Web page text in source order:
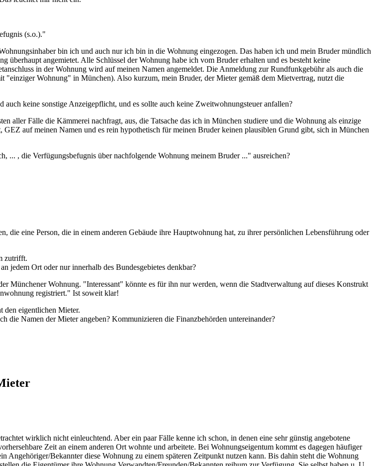
(s.o.)."
bin ich und auch nur ich bin in die Wohnung eingezogen. Das haben ich und mein Bruder mündlich
angemietet. Alle Schlüssel der Wohnung habe ich vom Bruder erhalten und es besteht keine
in der Wohnung wird auf meinen Namen angemeldet. Die Anmeldung zur Rundfunkgebühr als auch die
Wohnung" in München). Also kurzum, mein Bruder, der Mieter gemäß dem Mietvertrag, nutzt die
keine sonstige Anzeigepflicht, und es sollte auch keine Zweitwohnungsteuer anfallen?
aller Fälle die Kämmerei nachfragt, aus, die Tatsache das ich in München studiere und die Wohnung als einzige
auf meinen Namen und es rein hypothetisch für meinen Bruder keinen plausiblen Grund gibt, sich in München
, die Verfügungsbefugnis über nachfolgende Wohnung meinem Bruder ..." ausreichen?
eine Person, die in einem anderen Gebäude ihre Hauptwohnung hat, zu ihrer persönlichen Lebensführung oder
zutrifft.
jedem Ort oder nur innerhalb des Bundesgebietes denkbar?
Münchener Wohnung. "Interessant" könnte es für ihn nur werden, wenn die Stadtverwaltung auf dieses Konstrukt
registriert." Ist soweit klar!
den eigentlichen Mieter.
die Namen der Mieter angeben? Kommunizieren die Finanzbehörden untereinander?
wirklich nicht einleuchtend. Aber ein paar Fälle kenne ich schon, in denen eine sehr günstig angebotene
Zeit an einem anderen Ort wohnte und arbeitete. Bei Wohnungseigentum kommt es dagegen häufiger
Angehöriger/Bekannter diese Wohnung zu einem späteren Zeitpunkt nutzen kann. Bis dahin steht die Wohnung